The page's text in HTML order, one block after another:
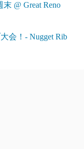
@ Great Reno
会！- Nugget Rib